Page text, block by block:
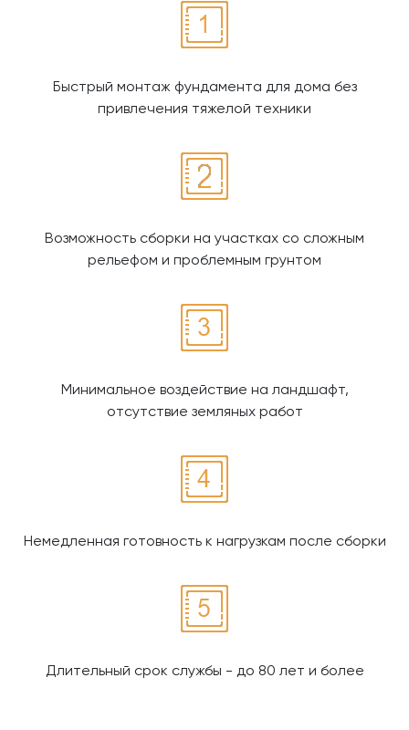
Быстрый монтаж фундамента для дома без
привлечения тяжелой техники
Возможность сборки на участках со сложным
рельефом и проблемным грунтом
Минимальное воздействие на ландшафт,
отсутствие земляных работ
Немедленная готовность к нагрузкам после сборки
Длительный срок службы - до 80 лет и более